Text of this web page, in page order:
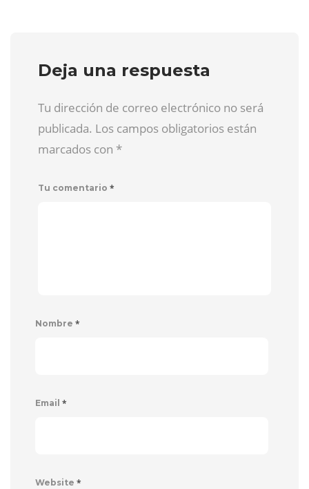
Deja una respuesta
Tu dirección de correo electrónico no será
publicada. Los campos obligatorios están
marcados con *
Tu comentario *
Nombre *
Email *
Website *